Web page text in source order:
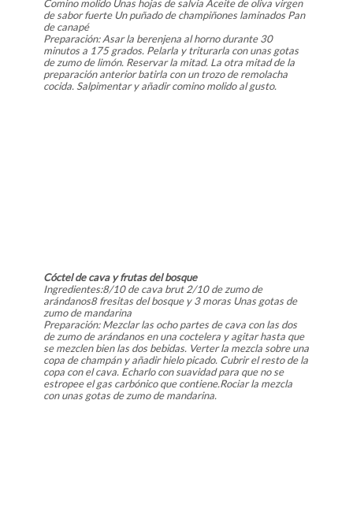
Comino molido Unas hojas de salvia Aceite de oliva virgen
de sabor fuerte Un puñado de champiñones laminados Pan
de canapé
Preparación: Asar la berenjena al horno durante 30
minutos a 175 grados. Pelarla y triturarla con unas gotas
de zumo de limón. Reservar la mitad. La otra mitad de la
preparación anterior batirla con un trozo de remolacha
cocida. Salpimentar y añadir comino molido al gusto.
Cóctel de cava y frutas del bosque
Ingredientes:8/10 de cava brut 2/10 de zumo de
arándanos8 fresitas del bosque y 3 moras Unas gotas de
zumo de mandarina
Preparación: Mezclar las ocho partes de cava con las dos
de zumo de arándanos en una coctelera y agitar hasta que
se mezclen bien las dos bebidas. Verter la mezcla sobre una
copa de champán y añadir hielo picado. Cubrir el resto de la
copa con el cava. Echarlo con suavidad para que no se
estropee el gas carbónico que contiene.Rociar la mezcla
con unas gotas de zumo de mandarina.